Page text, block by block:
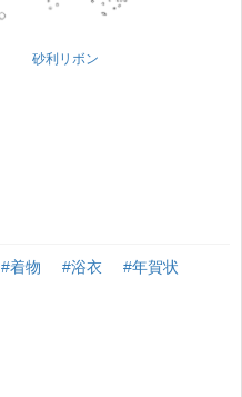
砂利リボン
#着物 #浴衣
#年賀状